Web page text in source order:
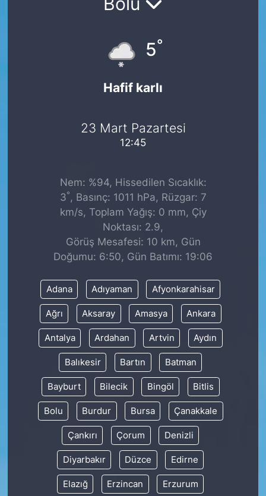
5°
Hafif karlı
23 Mart Pazartesi
12:45
Nem: %94, Hissedilen Sıcaklık:
3°, Basınç: 1011 hPa, Rüzgar: 7
km/s, Toplam Yağış: 0 mm, Çiy
Noktası: 2.9,
Görüş Mesafesi: 10 km, Gün
Doğumu: 6:50, Gün Batımı: 19:06
Adana Adıyaman Afyonkarahisar
Ağrı Aksaray Amasya Ankara
Antalya Ardahan Artvin Aydın
Balıkesir Bartın Batman
Bayburt Bilecik Bingöl Bitlis
Bolu Burdur Bursa Çanakkale
Çankırı Çorum Denizli
Diyarbakır Düzce Edirne
Elazığ Erzincan Erzurum